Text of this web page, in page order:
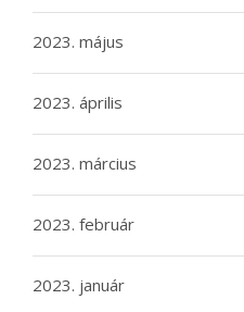
2023. május
2023. április
2023. március
2023. február
2023. január